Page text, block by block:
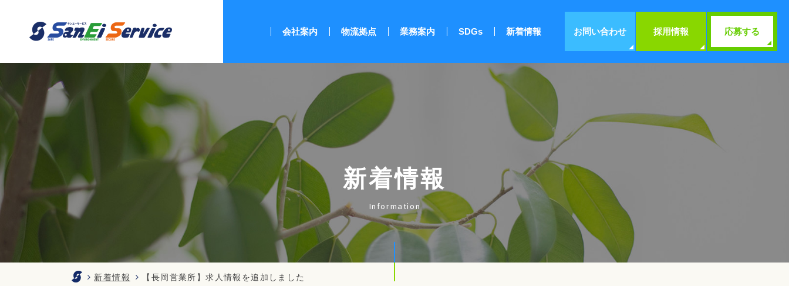
株式会社サンエーサービス
会社案内 物流拠点 業務案内 SDGs 新着情報 お問い合わせ 採用情報 応募する
新着情報
Information
新着情報 【長岡営業所】求人情報を追加しました